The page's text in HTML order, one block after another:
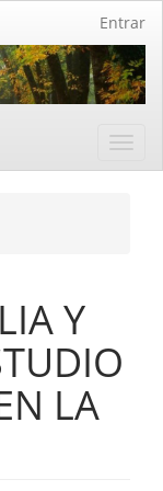
Entrar
Y
LA